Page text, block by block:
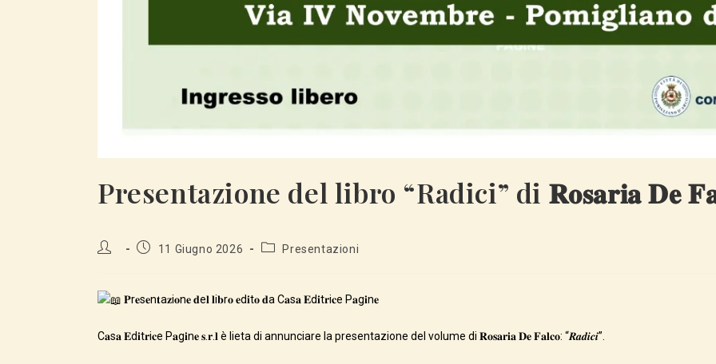
Presentazione del libro “Radici” di 𝐑𝐨𝐬𝐚𝐫𝐢𝐚 𝐃𝐞
Autore Articolo11 Giugno 2026
Categoria
Presentazioni
𝐏r𝐞s𝐞n𝐭a𝐳i𝐨n𝐞 𝐝e𝐥 𝐥i𝐛r𝐨 𝐞d𝐢t𝐨 𝐝a C𝐚s𝐚 𝐄d𝐢t𝐫i𝐜e P𝐚g𝐢n𝐞
C𝐚s𝐚 𝐄d𝐢t𝐫i𝐜e P𝐚g𝐢n𝐞 𝐬.𝐫.𝐥 è lieta di annunciare la presentazione del volume di 𝐑𝐨𝐬𝐚𝐫𝐢𝐚 𝐃𝐞 𝐅𝐚𝐥𝐜𝐨: “𝑹𝒂𝒅𝒊𝒄𝒊”.